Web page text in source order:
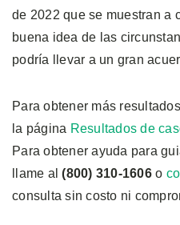
de 2022 que se muestran a
buena idea de las
podría llevar a un gran
Para obtener más
la página Resultados de
Para obtener ayuda para
llame al(800) 310-1606o
consulta sin costo ni